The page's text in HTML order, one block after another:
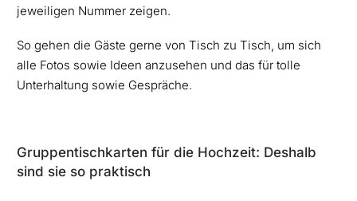
jeweiligen Nummer zeigen.
So gehen die Gäste gerne von Tisch zu Tisch, um sich
alle Fotos sowie Ideen anzusehen und das für tolle
Unterhaltung sowie Gespräche.
Gruppentischkarten für die Hochzeit: Deshalb
sind sie so praktisch